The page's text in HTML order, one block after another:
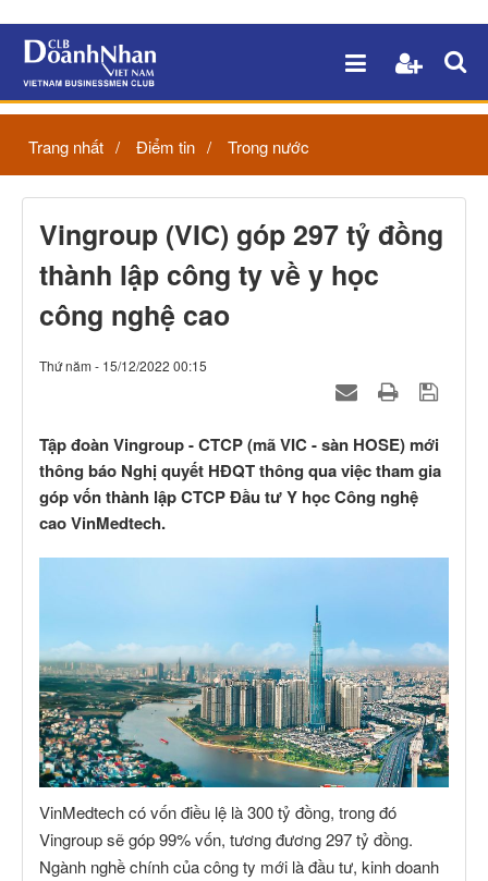
Trang nhất Điểm tin Trong nước
Vingroup (VIC) góp 297 tỷ đồng
thành lập công ty về y học
công nghệ cao
Thứ năm - 15/12/2022 00:15
Tập đoàn Vingroup - CTCP (mã VIC - sàn HOSE) mới
thông báo Nghị quyết HĐQT thông qua việc tham gia
góp vốn thành lập CTCP Đầu tư Y học Công nghệ
cao VinMedtech.
VinMedtech có vốn điều lệ là 300 tỷ đồng, trong đó
Vingroup sẽ góp 99% vốn, tương đương 297 tỷ đồng.
Ngành nghề chính của công ty mới là đầu tư, kinh doanh